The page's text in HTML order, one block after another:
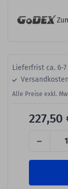
Lieferfrist ca. 6-7
Alle Preise exkl.
-
227,50